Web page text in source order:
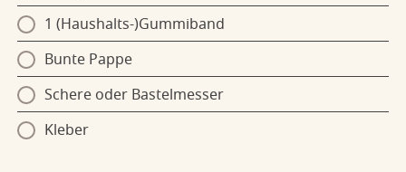
1 (Haushalts-)Gummiband
Bunte Pappe
Schere oder Bastelmesser
Kleber